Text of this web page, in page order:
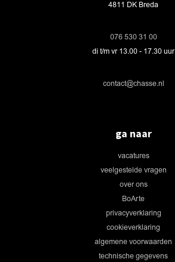
4811 DK Breda
076 530 31 00
di t/m vr 13.00 - 17.30 uur
contact@chasse.nl
ga naar
vacatures
veelgestelde vragen
over ons
BoArte
privacyverklaring
cookieverklaring
algemene voorwaarden
technische gegevens